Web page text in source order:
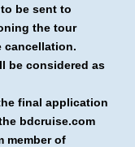
be sent to
the tour
cancellation.
be considered as
final application
bdcruise.com
member of